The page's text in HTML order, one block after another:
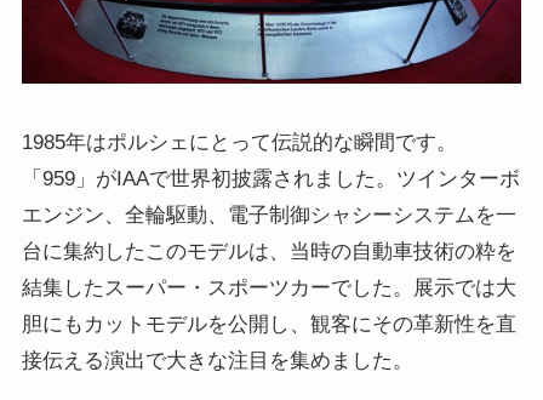
1985年はポルシェにとって伝説的な瞬間です。
「959」がIAAで世界初披露されました。ツインターボ
エンジン、全輪駆動、電子制御シャシーシステムを一
台に集約したこのモデルは、当時の自動車技術の粋を
結集したスーパー・スポーツカーでした。展示では大
胆にもカットモデルを公開し、観客にその革新性を直
接伝える演出で大きな注目を集めました。